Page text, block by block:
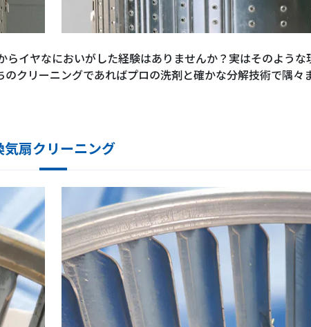
イヤなにおいがした経験はありませんか？実はそのよう
クリーニングであればプロの洗剤と確かな分解技術で隅
気扇クリーニング